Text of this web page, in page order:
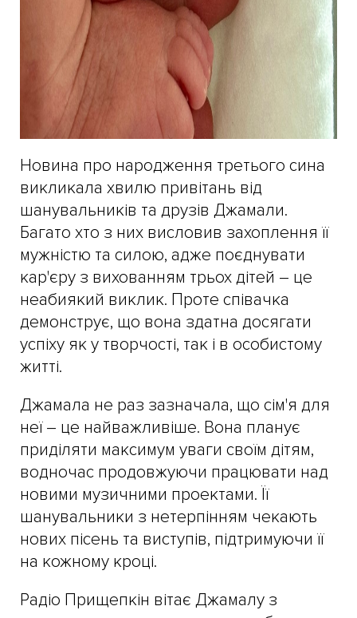
Новина про народження третього сина
викликала хвилю привітань від
шанувальників та друзів Джамали.
Багато хто з них висловив захоплення її
мужністю та силою, адже поєднувати
кар'єру з вихованням трьох дітей – це
неабиякий виклик. Проте співачка
демонструє, що вона здатна досягати
успіху як у творчості, так і в особистому
житті.
Джамала не раз зазначала, що сім'я для
неї – це найважливіше. Вона планує
приділяти максимум уваги своїм дітям,
водночас продовжуючи працювати над
новими музичними проектами. Її
шанувальники з нетерпінням чекають
нових пісень та виступів, підтримуючи її
на кожному кроці.
Радіо Прищепкін вітає Джамалу з